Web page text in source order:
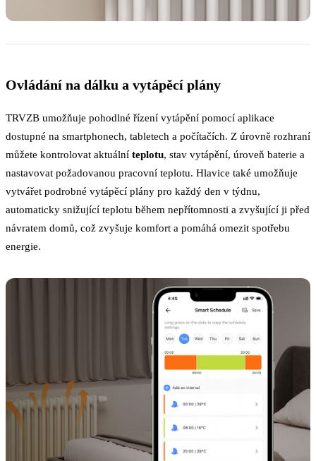
Ovládání na dálku a vytápěcí plány
TRVZB umožňuje pohodlné řízení vytápění pomocí aplikace
dostupné na smartphonech, tabletech a počítačích. Z úrovně rozhraní
můžete kontrolovat aktuální teplotu, stav vytápění, úroveň baterie a
nastavovat požadovanou pracovní teplotu. Hlavice také umožňuje
vytvářet podrobné vytápěcí plány pro každý den v týdnu,
automaticky snižující teplotu během nepřítomnosti a zvyšující ji před
návratem domů, což zvyšuje komfort a pomáhá omezit spotřebu
energie.